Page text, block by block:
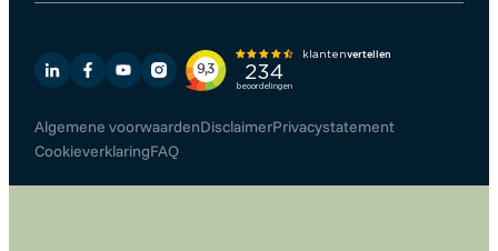
Algemene voorwaardenDisclaimerPrivacystatement
CookieverklaringFAQ